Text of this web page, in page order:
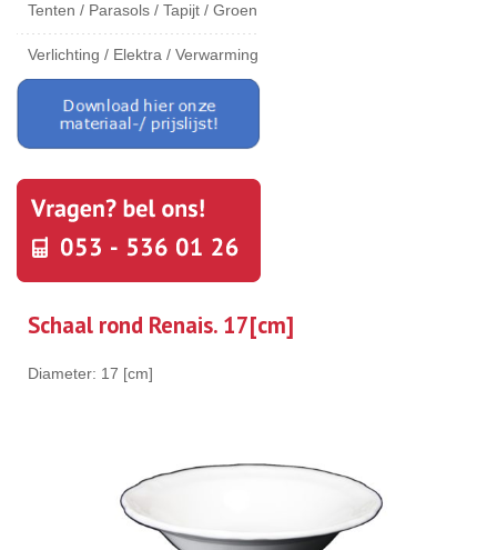
Tenten / Parasols / Tapijt / Groen
Verlichting / Elektra / Verwarming
Schaal rond Renais. 17[cm]
Diameter: 17 [cm]